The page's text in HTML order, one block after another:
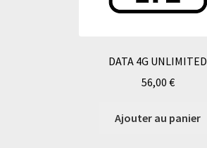
DATA 4G UNLIMITED
56,00 €
Ajouter au panier